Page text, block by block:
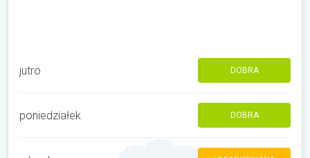
jutro DOBRA
poniedziałek DOBRA